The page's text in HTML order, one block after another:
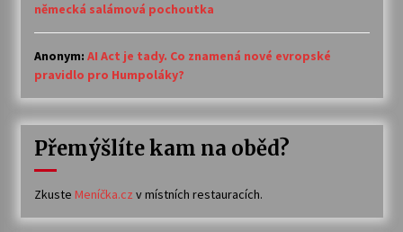
německá salámová pochoutka
Anonym: AI Act je tady. Co znamená nové evropské
pravidlo pro Humpoláky?
Přemýšlíte kam na oběd?
Zkuste Meníčka.cz v místních restauracích.